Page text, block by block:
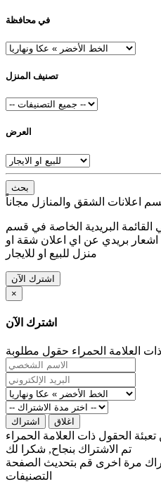
في محافظة
تصنيف المنزل
العرض
بحث
البريدية الخاصة في قسم
اشعار بريدي عن اي اعلان شقة او
منزل للبيع او للايجار
اشترك الآن
×
اشترك الآن
العلامة الحمراء حقول مطلوبة
اشتراك اغلاق
الحقول ذات العلامة الحمراء
تم الاشتراك بنجاح, شكرا لك
مرة اخرى قم بتحديث الصفحة
التصنيفات